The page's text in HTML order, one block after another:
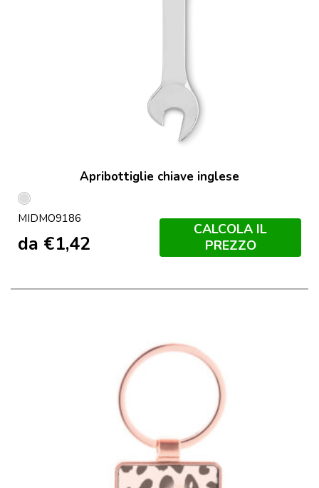
Apribottiglie chiave inglese
Argento
MIDMO9186
da €1,42
CALCOLA IL
PREZZO